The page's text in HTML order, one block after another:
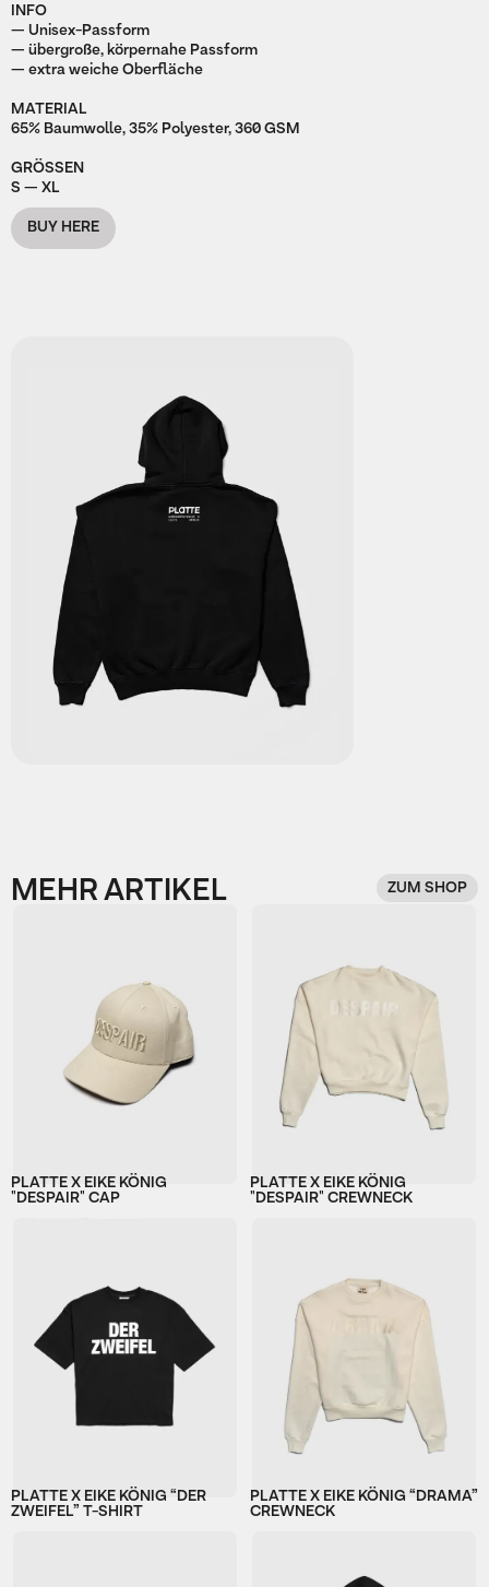
INFO
— Unisex-Passform
— übergroße, körpernahe Passform
— extra weiche Oberfläche
MATERIAL
65% Baumwolle, 35% Polyester, 360 GSM
GRÖSSEN
S — XL
BUY HERE
MEHR ARTIKEL ZUM SHOP
PLATTE X EIKE KÖNIG
"DESPAIR" CAP
PLATTE X EIKE KÖNIG
"DESPAIR" CREWNECK
PLATTE X EIKE KÖNIG “DER
ZWEIFEL” T-SHIRT
PLATTE X EIKE KÖNIG “DRAMA”
CREWNECK